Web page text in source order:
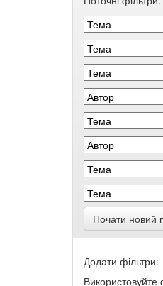
Почати новий
Додати фільтри:
Використовуйте